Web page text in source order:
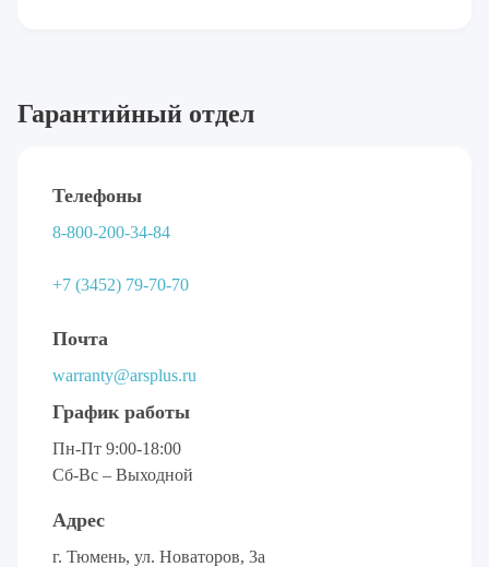
Гарантийный отдел
Телефоны
8-800-200-34-84
+7 (3452) 79-70-70
Почта
warranty@arsplus.ru
График работы
Пн-Пт 9:00-18:00
Сб-Вс – Выходной
Адрес
г. Тюмень, ул. Новаторов, 3а